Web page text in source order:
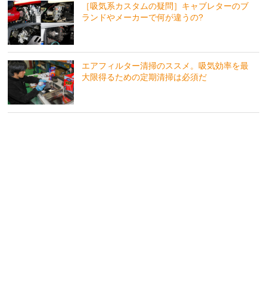
［吸気系カスタムの疑問］キャブレターのブ
ランドやメーカーで何が違うの?
エアフィルター清掃のススメ。吸気効率を最
大限得るための定期清掃は必須だ